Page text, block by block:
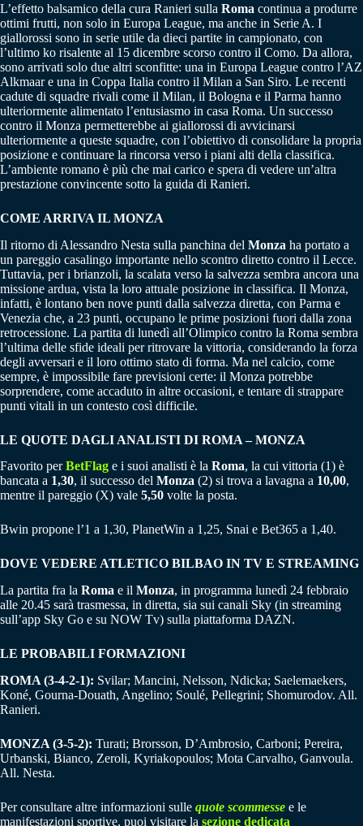
L’effetto balsamico della cura Ranieri sulla Roma continua a produrre
ottimi frutti, non solo in Europa League, ma anche in Serie A. I
giallorossi sono in serie utile da dieci partite in campionato, con
l’ultimo ko risalente al 15 dicembre scorso contro il Como. Da allora,
sono arrivati solo due altri sconfitte: una in Europa League contro l’AZ
Alkmaar e una in Coppa Italia contro il Milan a San Siro. Le recenti
cadute di squadre rivali come il Milan, il Bologna e il Parma hanno
ulteriormente alimentato l’entusiasmo in casa Roma. Un successo
contro il Monza permetterebbe ai giallorossi di avvicinarsi
ulteriormente a queste squadre, con l’obiettivo di consolidare la propria
posizione e continuare la rincorsa verso i piani alti della classifica.
L’ambiente romano è più che mai carico e spera di vedere un’altra
prestazione convincente sotto la guida di Ranieri.
COME ARRIVA IL MONZA
Il ritorno di Alessandro Nesta sulla panchina del Monza ha portato a
un pareggio casalingo importante nello scontro diretto contro il Lecce.
Tuttavia, per i brianzoli, la scalata verso la salvezza sembra ancora una
missione ardua, vista la loro attuale posizione in classifica. Il Monza,
infatti, è lontano ben nove punti dalla salvezza diretta, con Parma e
Venezia che, a 23 punti, occupano le prime posizioni fuori dalla zona
retrocessione. La partita di lunedì all’Olimpico contro la Roma sembra
l’ultima delle sfide ideali per ritrovare la vittoria, considerando la forza
degli avversari e il loro ottimo stato di forma. Ma nel calcio, come
sempre, è impossibile fare previsioni certe: il Monza potrebbe
sorprendere, come accaduto in altre occasioni, e tentare di strappare
punti vitali in un contesto così difficile.
LE QUOTE DAGLI ANALISTI DI ROMA – MONZA
Favorito perBetFlag e i suoi analisti è la Roma, la cui vittoria (1) è
bancata a 1,30, il successo del Monza (2) si trova a lavagna a 10,00,
mentre il pareggio (X) vale 5,50 volte la posta.
Bwin propone l’1 a 1,30, PlanetWin a 1,25, Snai e Bet365 a 1,40.
DOVE VEDERE ATLETICO BILBAO IN TV E STREAMING
La partita fra la Roma e il Monza, in programma lunedì 24 febbraio
alle 20.45 sarà trasmessa, in diretta, sia sui canali Sky (in streaming
sull’app Sky Go e su NOW Tv) sulla piattaforma DAZN.
LE PROBABILI FORMAZIONI
ROMA (3-4-2-1): Svilar; Mancini, Nelsson, Ndicka; Saelemaekers,
Koné, Gourna-Douath, Angelino; Soulé, Pellegrini; Shomurodov. All.
Ranieri.
MONZA (3-5-2): Turati; Brorsson, D’Ambrosio, Carboni; Pereira,
Urbanski, Bianco, Zeroli, Kyriakopoulos; Mota Carvalho, Ganvoula.
All. Nesta.
Per consultare altre informazioni sulle quote scommesse e le
manifestazioni sportive, puoi visitare la sezione dedicata